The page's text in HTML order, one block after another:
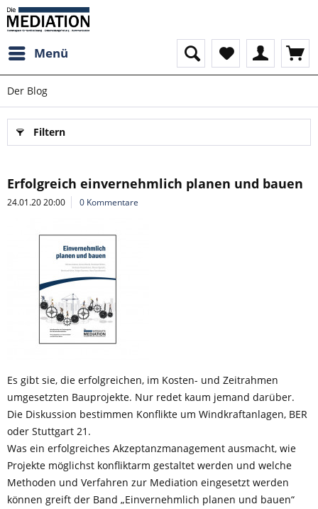
Menü
Der Blog
Filtern
Erfolgreich einvernehmlich planen und bauen
24.01.20 20:00 0 Kommentare
Es gibt sie, die erfolgreichen, im Kosten- und Zeitrahmen
umgesetzten Bauprojekte. Nur redet kaum jemand darüber.
Die Diskussion bestimmen Konflikte um Windkraftanlagen, BER
oder Stuttgart 21.
Was ein erfolgreiches Akzeptanzmanagement ausmacht, wie
Projekte möglichst konfliktarm gestaltet werden und welche
Methoden und Verfahren zur Mediation eingesetzt werden
können greift der Band „Einvernehmlich planen und bauen“